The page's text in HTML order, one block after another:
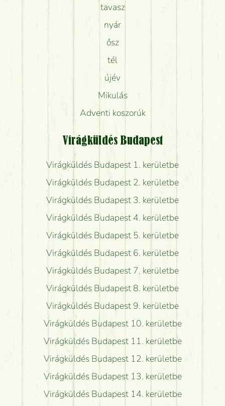
tavasz
nyár
ősz
tél
újév
Mikulás
Adventi koszorúk
Virágküldés Budapest
Virágküldés Budapest 1. kerületbe
Virágküldés Budapest 2. kerületbe
Virágküldés Budapest 3. kerületbe
Virágküldés Budapest 4. kerületbe
Virágküldés Budapest 5. kerületbe
Virágküldés Budapest 6. kerületbe
Virágküldés Budapest 7. kerületbe
Virágküldés Budapest 8. kerületbe
Virágküldés Budapest 9. kerületbe
Virágküldés Budapest 10. kerületbe
Virágküldés Budapest 11. kerületbe
Virágküldés Budapest 12. kerületbe
Virágküldés Budapest 13. kerületbe
Virágküldés Budapest 14. kerületbe